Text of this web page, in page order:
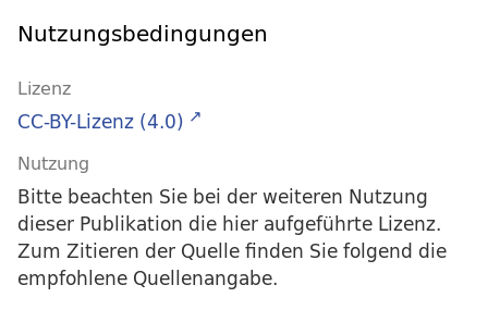
Nutzungsbedingungen
Lizenz
CC-BY-Lizenz (4.0)
Nutzung
Bitte beachten Sie bei der weiteren Nutzung
dieser Publikation die hier aufgeführte Lizenz.
Zum Zitieren der Quelle finden Sie folgend die
empfohlene Quellenangabe.